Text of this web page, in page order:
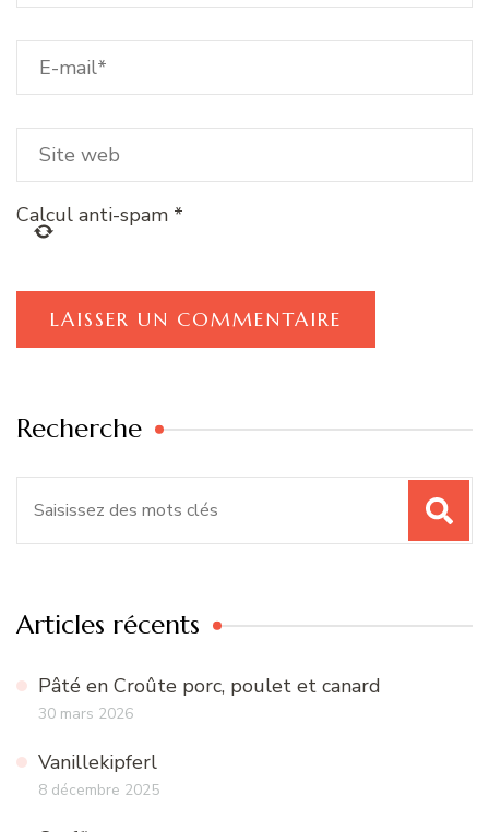
Calcul anti-spam *
Recherche
Articles récents
Pâté en Croûte porc, poulet et canard
30 mars 2026
Vanillekipferl
8 décembre 2025